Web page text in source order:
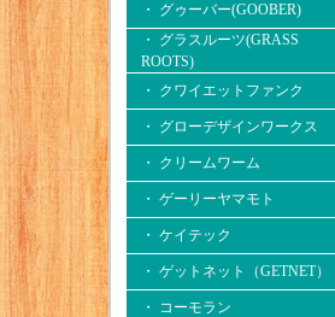
・ グゥーバー(GOOBER)
・ グラスルーツ(GRASS
ROOTS)
・ クワイエットファンク
・ グローデザインワークス
・ クリームワーム
・ ゲーリーヤマモト
・ ケイテック
・ ゲットネット（GETNET）
・ コーモラン